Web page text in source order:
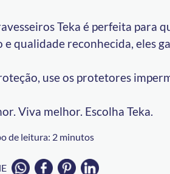
Teka é perfeita para
e qualidade reconhecida, eles
use os protetores
Viva melhor. Escolha Teka.
de leitura: 2 minutos